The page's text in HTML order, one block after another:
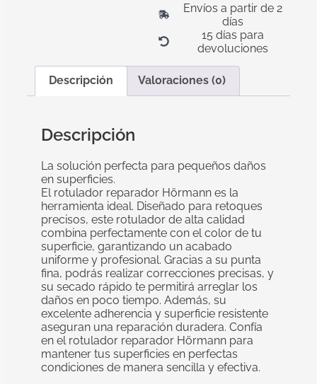
Envíos a partir de 2
días
15 días para
devoluciones
Descripción Valoraciones (0)
Descripción
La solución perfecta para pequeños daños
en superficies.
El rotulador reparador Hörmann es la
herramienta ideal. Diseñado para retoques
precisos, este rotulador de alta calidad
combina perfectamente con el color de tu
superficie, garantizando un acabado
uniforme y profesional. Gracias a su punta
fina, podrás realizar correcciones precisas, y
su secado rápido te permitirá arreglar los
daños en poco tiempo. Además, su
excelente adherencia y superficie resistente
aseguran una reparación duradera. Confía
en el rotulador reparador Hörmann para
mantener tus superficies en perfectas
condiciones de manera sencilla y efectiva.